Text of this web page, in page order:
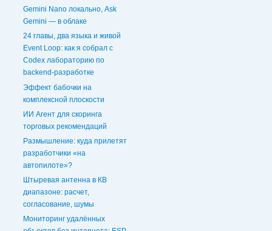
Gemini Nano локально, Ask
Gemini — в облаке
24 главы, два языка и живой
Event Loop: как я собрал с
Codex лабораторию по
backend-разработке
Эффект бабочки на
комплексной плоскости
ИИ Агент для скоринга
торговых рекомендаций
Размышление: куда прилетят
разработчики «на
автопилоте»?
Штыревая антенна в КВ
диапазоне: расчет,
согласование, шумы
Мониторинг удалённых